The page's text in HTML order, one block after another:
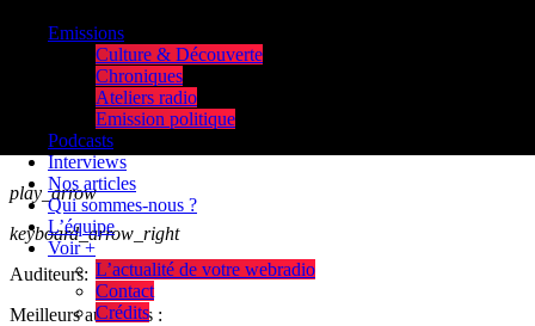
play_arrow
keyboard_arrow_right
Auditeurs:
Meilleurs auditeurs :
Emissions
Culture & Découverte
Chroniques
Ateliers radio
Emission politique
Podcasts
Interviews
Nos articles
Qui sommes-nous ?
L’équipe
Voir +
L’actualité de votre webradio
Contact
Crédits